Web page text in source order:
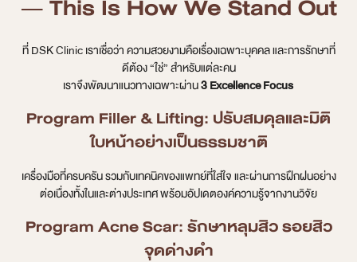
— This Is How We Stand Out
ที่ DSK Clinic เราเชื่อว่า ความสวยงามคือเรื่องเฉพาะบุคคล และการรักษาที่
ดีต้อง “ใช่” สำหรับแต่ละคน
เราจึงพัฒนาแนวทางเฉพาะผ่าน3 Excellence Focus
Program Filler & Lifting: ปรับสมดุลและมิติ
ใบหน้าอย่างเป็นธรรมชาติ
เครื่องมือที่ครบครัน รวมกับเทคนิคของแพทย์ที่ใส่ใจ และผ่านการฝึกฝนอย่าง
ต่อเนื่องทั้งในและต่างประเทศ พร้อมอัปเดตองค์ความรู้จากงานวิจัย
Program Acne Scar:รักษาหลุมสิว รอยสิว
จุดด่างดำ